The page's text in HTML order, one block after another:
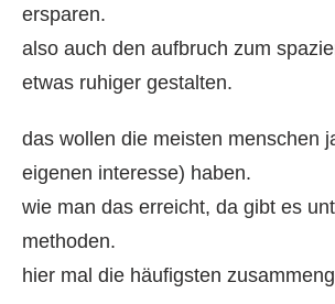
ersparen.
also auch den aufbruch zum
etwas ruhiger gestalten.
das wollen die meisten menschen
eigenen interesse) haben.
wie man das erreicht, da gibt es
methoden.
hier mal die häufigsten